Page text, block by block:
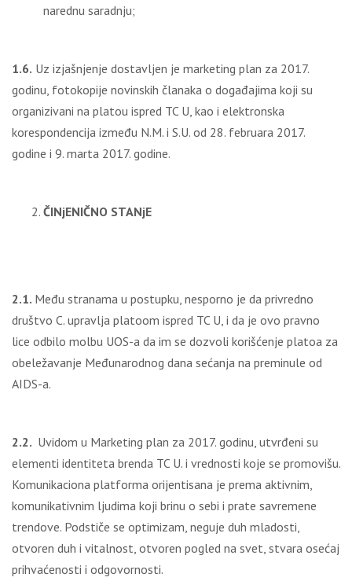
narednu saradnju;
1.6. Uz izjašnjenje dostavlјen je marketing plan za 2017.
godinu, fotokopije novinskih članaka o događajima koji su
organizivani na platou ispred TC U, kao i elektronska
korespondencija između N.M. i S.U. od 28. februara 2017.
godine i 9. marta 2017. godine.
ČINјENIČNO STANјE
2.1. Među stranama u postupku, nesporno je da privredno
društvo C. upravlјa platoom ispred TC U, i da je ovo pravno
lice odbilo molbu UOS-a da im se dozvoli korišćenje platoa za
obeležavanje Međunarodnog dana sećanja na preminule od
AIDS-a.
2.2. Uvidom u Marketing plan za 2017. godinu, utvrđeni su
elementi identiteta brenda TC U. i vrednosti koje se promovišu.
Komunikaciona platforma orijentisana je prema aktivnim,
komunikativnim lјudima koji brinu o sebi i prate savremene
trendove. Podstiče se optimizam, neguje duh mladosti,
otvoren duh i vitalnost, otvoren pogled na svet, stvara osećaj
prihvaćenosti i odgovornosti.